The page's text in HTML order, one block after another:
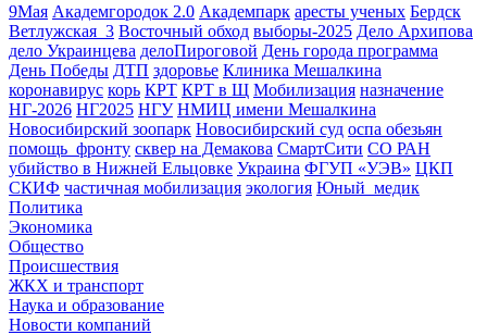
9Мая Академгородок 2.0 Академпарк аресты ученых Бердск
Ветлужская_3 Восточный обход выборы-2025 Дело Архипова
дело Украинцева делоПироговой День города программа
День Победы ДТП здоровье Клиника Мешалкина
коронавирус корь КРТ КРТ в Щ Мобилизация назначение
НГ-2026 НГ2025 НГУ НМИЦ имени Мешалкина
Новосибирский зоопарк Новосибирский суд оспа обезьян
помощь_фронту сквер на Демакова СмартСити СО РАН
убийство в Нижней Ельцовке Украина ФГУП «УЭВ» ЦКП
СКИФ частичная мобилизация экология Юный_медик
Политика
Экономика
Общество
Происшествия
ЖКХ и транспорт
Наука и образование
Новости компаний